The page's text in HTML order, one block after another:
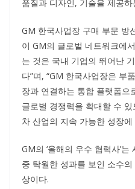
품질과 디자인, 기술을 제공
GM 한국사업장 구매 부문 방
이 GM의 글로벌 네트워크에
는 것은 국내 기업의 뛰어난
다”며, “GM 한국사업장은 부
장과 연결하는 통합 플랫폼으
글로벌 경쟁력을 확대할 수
차 산업의 지속 가능한 성장
GM의 ‘올해의 우수 협력사’
중 탁월한 성과를 보인 소수
상이다.